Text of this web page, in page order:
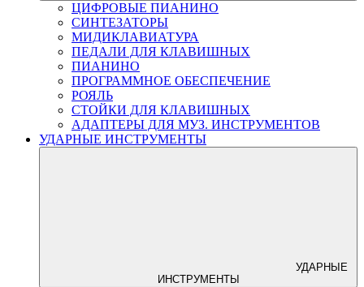
ЦИФРОВЫЕ ПИАНИНО
СИНТЕЗАТОРЫ
МИДИКЛАВИАТУРА
ПЕДАЛИ ДЛЯ КЛАВИШНЫХ
ПИАНИНО
ПРОГРАММНОЕ ОБЕСПЕЧЕНИЕ
РОЯЛЬ
СТОЙКИ ДЛЯ КЛАВИШНЫХ
АДАПТЕРЫ ДЛЯ МУЗ. ИНСТРУМЕНТОВ
УДАРНЫЕ ИНСТРУМЕНТЫ
УДАРНЫЕ
ИНСТРУМЕНТЫ